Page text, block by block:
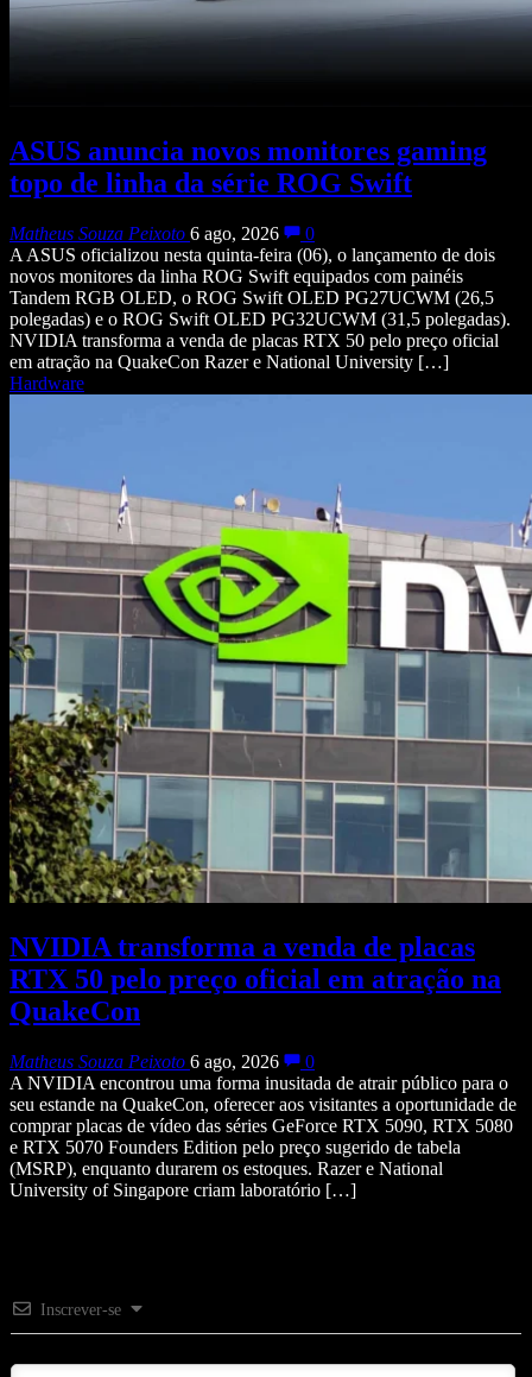
ASUS anuncia novos monitores gaming
topo de linha da série ROG Swift
Matheus Souza Peixoto 6 ago, 2026
0
A ASUS oficializou nesta quinta-feira (06), o lançamento de dois
novos monitores da linha ROG Swift equipados com painéis
Tandem RGB OLED, o ROG Swift OLED PG27UCWM (26,5
polegadas) e o ROG Swift OLED PG32UCWM (31,5 polegadas).
NVIDIA transforma a venda de placas RTX 50 pelo preço oficial
em atração na QuakeCon Razer e National University […]
Hardware
NVIDIA transforma a venda de placas
RTX 50 pelo preço oficial em atração na
QuakeCon
Matheus Souza Peixoto 6 ago, 2026
0
A NVIDIA encontrou uma forma inusitada de atrair público para o
seu estande na QuakeCon, oferecer aos visitantes a oportunidade de
comprar placas de vídeo das séries GeForce RTX 5090, RTX 5080
e RTX 5070 Founders Edition pelo preço sugerido de tabela
(MSRP), enquanto durarem os estoques. Razer e National
University of Singapore criam laboratório […]
Inscrever-se